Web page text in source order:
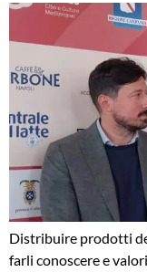
Distribuire prodotti
farli conoscere e